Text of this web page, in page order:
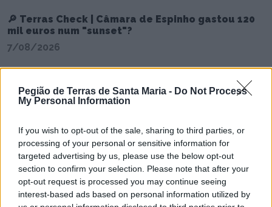
Pegião de Terras de Santa Maria - Do Not Process
My Personal Information
If you wish to opt-out of the sale, sharing to third parties, or
processing of your personal or sensitive information for
targeted advertising by us, please use the below opt-out
section to confirm your selection. Please note that after your
opt-out request is processed you may continue seeing
interest-based ads based on personal information utilized by
🔎 Terras Check | Câmara de Espinho gastou 120
mil euros num "sunset"?
7/08/2026